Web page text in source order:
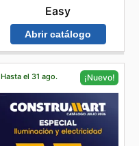
Easy
Abrir catálogo
Hasta el 31 ago. ¡Nuevo!